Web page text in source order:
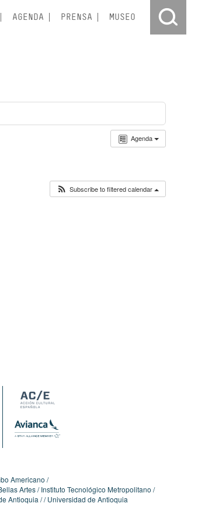
AGENDA PRENSA MUSEO
Agenda
Subscribe to filtered calendar
Americano
Artes Instituto Tecnológico Metropolitano
Antioquia Universidad de Antioquia